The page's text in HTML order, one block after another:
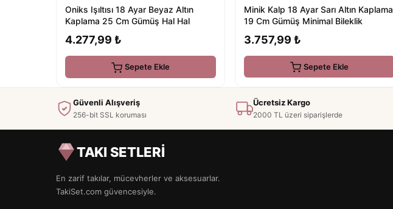
Oniks Işıltısı 18 Ayar Beyaz Altın
Kaplama 25 Cm Gümüş Hal Hal
4.277,99 ₺
Sepete Ekle
Minik Kalp 18 Ayar Sarı Altın Kaplama
19 Cm Gümüş Minimal Bileklik
3.757,99 ₺
Sepete Ekle
Güvenli Alışveriş
256-bit SSL koruması
Ücretsiz Kargo
2000 TL üzeri siparişlerde
TAKI SETLERİ
En zarif takılar, mücevherler ve aksesuarlar.
TakiSet.com güvencesiyle.